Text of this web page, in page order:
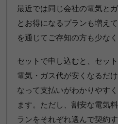
最近では同じ会社の電気と
とお得になるプランも増え
を通じてご存知の方も少な
セットで申し込むと、セッ
電気・ガス代が安くなるだ
なって支払いがわかりやす
ます。ただし、割安な電気
ランをそれぞれ選んで契約